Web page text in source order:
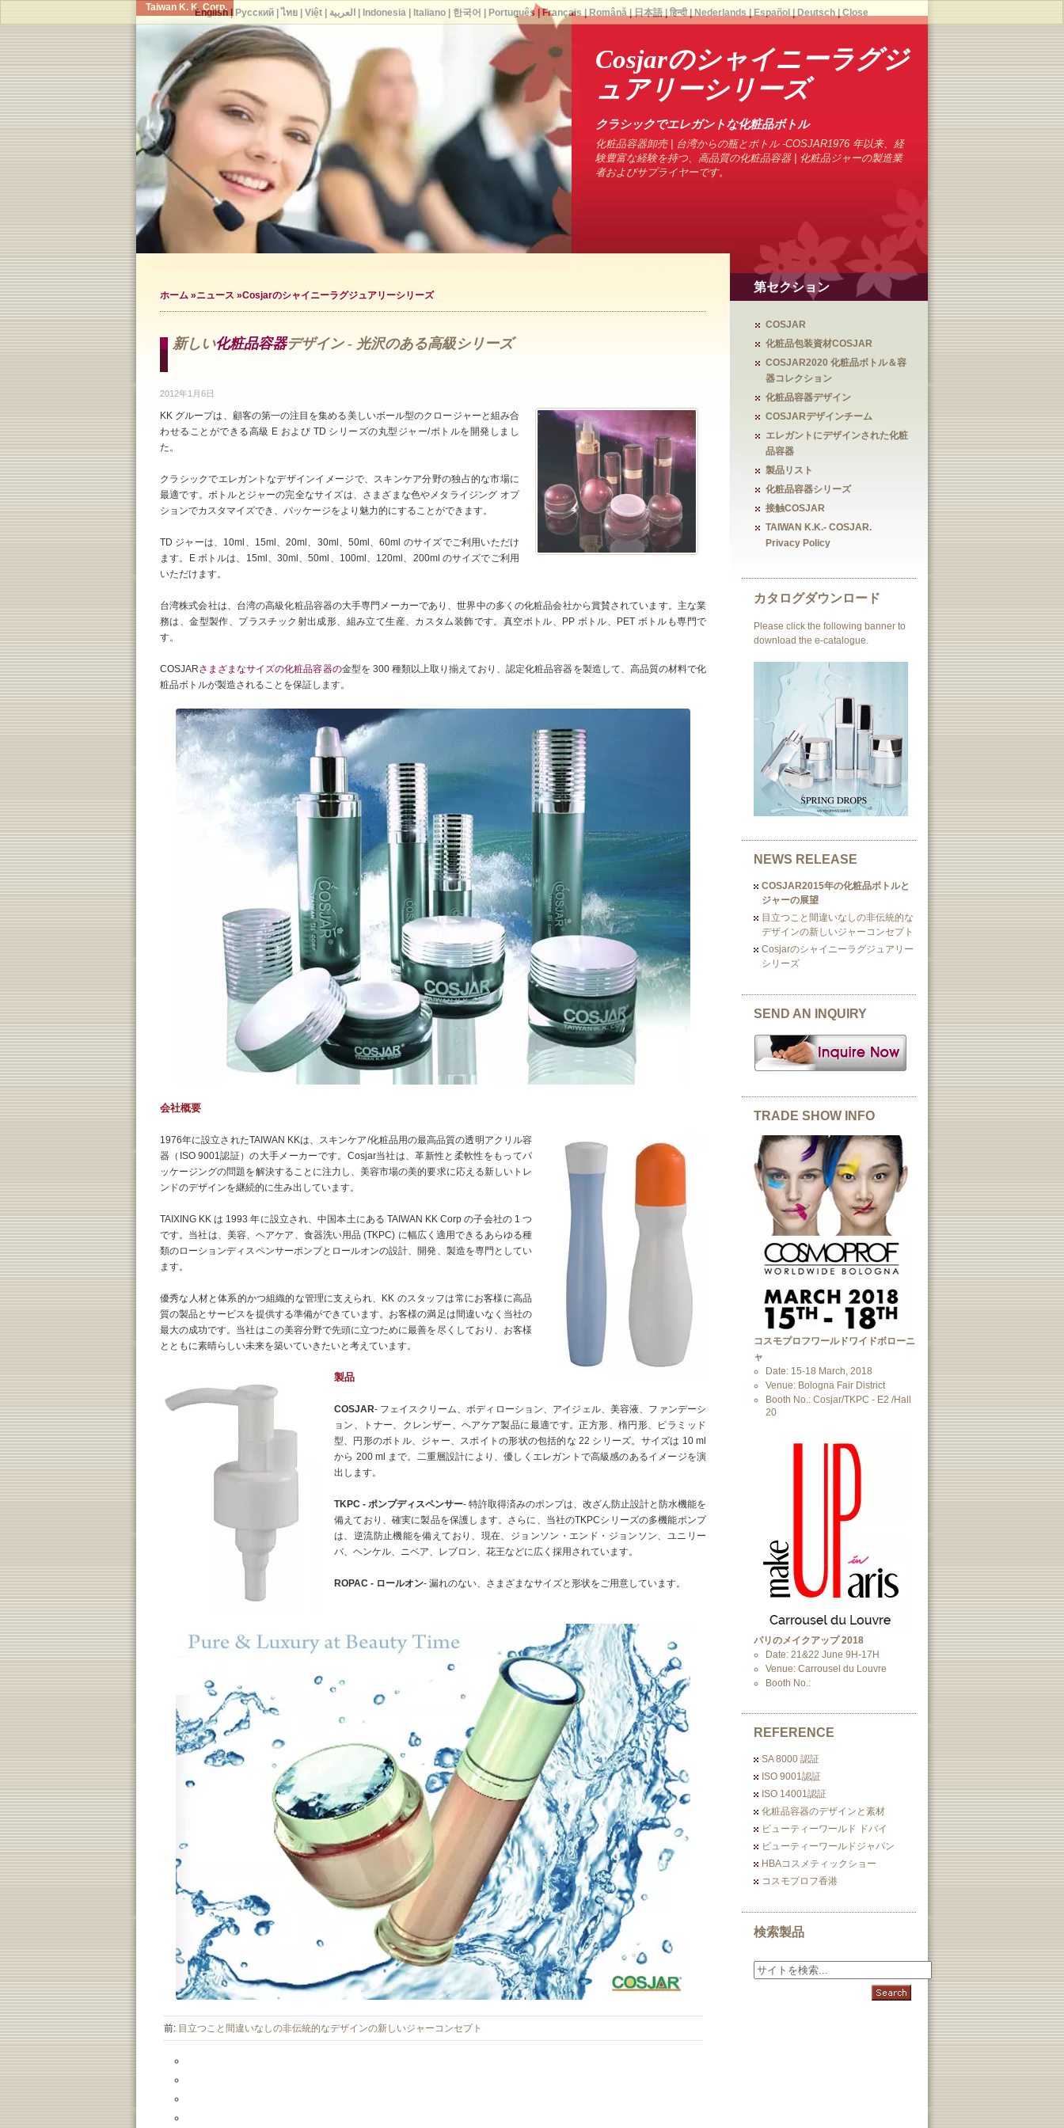
Taiwan K. K. Corp.
Cosjarのシャイニーラグジ
ュアリーシリーズ
クラシックでエレガントな化粧品ボトル
化粧品容器卸売 | 台湾からの瓶とボトル -COSJAR1976 年以来、経
験豊富な経験を持つ、高品質の化粧品容器 | 化粧品ジャーの製造業
者およびサプライヤーです。
ホーム »ニュース »Cosjarのシャイニーラグジュアリーシリーズ
新しい化粧品容器デザイン - 光沢のある高級シリーズ
2012年1月6日
KK グループは、顧客の第一の注目を集める美しいボール型のクロージャーと組み合
わせることができる高級 E および TD シリーズの丸型ジャー/ボトルを開発しまし
た。
クラシックでエレガントなデザインイメージで、スキンケア分野の独占的な市場に
最適です。ボトルとジャーの完全なサイズは、さまざまな色やメタライジング オプ
ションでカスタマイズでき、パッケージをより魅力的にすることができます。
TD ジャーは、10ml、15ml、20ml、30ml、50ml、60ml のサイズでご利用いただけ
ます。E ボトルは、15ml、30ml、50ml、100ml、120ml、200ml のサイズでご利用
いただけます。
台湾株式会社は、台湾の高級化粧品容器の大手専門メーカーであり、世界中の多くの化粧品会社から賞賛されています。主な業
務は、金型製作、プラスチック射出成形、組み立て生産、カスタム装飾です。真空ボトル、PP ボトル、PET ボトルも専門で
す。
COSJARさまざまなサイズの化粧品容器の金型を 300 種類以上取り揃えており、認定化粧品容器を製造して、高品質の材料で化
粧品ボトルが製造されることを保証します。
会社概要
1976年に設立されたTAIWAN KKは、スキンケア/化粧品用の最高品質の透明アクリル容
器（ISO 9001認証）の大手メーカーです。Cosjar当社は、革新性と柔軟性をもってパ
ッケージングの問題を解決することに注力し、美容市場の美的要求に応える新しいトレ
ンドのデザインを継続的に生み出しています。
TAIXING KK は 1993 年に設立され、中国本土にある TAIWAN KK Corp の子会社の 1 つ
です。当社は、美容、ヘアケア、食器洗い用品 (TKPC) に幅広く適用できるあらゆる種
類のローションディスペンサーポンプとロールオンの設計、開発、製造を専門としてい
ます。
優秀な人材と体系的かつ組織的な管理に支えられ、KK のスタッフは常にお客様に高品
質の製品とサービスを提供する準備ができています。お客様の満足は間違いなく当社の
最大の成功です。当社はこの美容分野で先頭に立つために最善を尽くしており、お客様
とともに素晴らしい未来を築いていきたいと考えています。
製品
COSJAR- フェイスクリーム、ボディローション、アイジェル、美容液、ファンデーシ
ョン、トナー、クレンザー、ヘアケア製品に最適です。正方形、楕円形、ピラミッド
型、円形のボトル、ジャー、スポイトの形状の包括的な 22 シリーズ。サイズは 10 ml
から 200 ml まで。二重層設計により、優しくエレガントで高級感のあるイメージを演
出します。
TKPC - ポンプディスペンサー- 特許取得済みのポンプは、改ざん防止設計と防水機能を
備えており、確実に製品を保護します。さらに、当社のTKPCシリーズの多機能ポンプ
は、逆流防止機能を備えており、現在、ジョンソン・エンド・ジョンソン、ユニリー
バ、ヘンケル、ニベア、レブロン、花王などに広く採用されています。
ROPAC - ロールオン- 漏れのない、さまざまなサイズと形状をご用意しています。
前: 目立つこと間違いなしの非伝統的なデザインの新しいジャーコンセプト
第セクション
COSJAR
化粧品包装資材COSJAR
COSJAR2020 化粧品ボトル＆容
器コレクション
化粧品容器デザイン
COSJARデザインチーム
エレガントにデザインされた化粧
品容器
製品リスト
化粧品容器シリーズ
接触COSJAR
TAIWAN K.K.- COSJAR.
Privacy Policy
カタログダウンロード
Please click the following banner to
download the e-catalogue.
NEWS RELEASE
COSJAR2015年の化粧品ボトルと
ジャーの展望
目立つこと間違いなしの非伝統的な
デザインの新しいジャーコンセプト
Cosjarのシャイニーラグジュアリー
シリーズ
SEND AN INQUIRY
TRADE SHOW INFO
コスモプロフワールドワイドボローニ
ャ
Date: 15-18 March, 2018
Venue: Bologna Fair District
Booth No.: Cosjar/TKPC - E2 /Hall
20
パリのメイクアップ 2018
Date: 21&22 June 9H-17H
Venue: Carrousel du Louvre
Booth No.:
REFERENCE
SA 8000 認証
ISO 9001認証
ISO 14001認証
化粧品容器のデザインと素材
ビューティーワールド ドバイ
ビューティーワールドジャパン
HBAコスメティックショー
コスモプロフ香港
検索製品
English| Русский| ไทย| Việt| العربية Indonesia| Italiano| 한국어 Português Français Română| 日本語| हिन्दी| Nederlands Español Deutsch| Close